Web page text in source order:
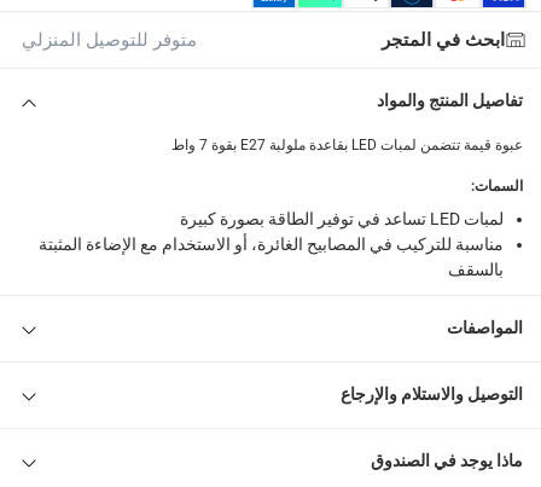
إمكانية إرجاع المنتجات المؤهلة مجاناً خلال 30 يوماً. -
لمبة LED بقاعدة E27 أوشتراكو بقوة 7 واط، أبيض مصفر، 5 قطع
ابحث في المتجر متوفر للتوصيل المنزلي
تفاصيل المنتج والمواد
عبوة قيمة تتضمن لمبات LED بقاعدة ملولبة E27 بقوة 7 واط
السمات:
لمبات LED تساعد في توفير الطاقة بصورة كبيرة
مناسبة للتركيب في المصابيح الغائرة، أو الاستخدام مع الإضاءة المثبتة
بالسقف
المواصفات
التوصيل والاستلام والإرجاع
ماذا يوجد في الصندوق